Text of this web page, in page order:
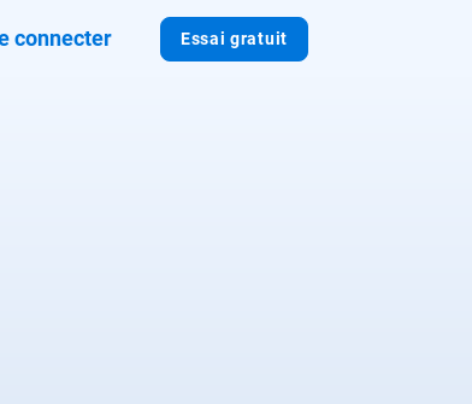
Essai gratuit
connecter